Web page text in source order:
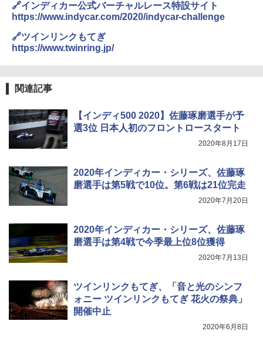
🔗インディカー公式バーチャルレース特設サイト
https://www.indycar.com/2020/indycar-challenge
🔗ツインリンクもてぎ
https://www.twinring.jp/
関連記事
【インディ500 2020】佐藤琢磨選手が予
選3位 日本人初のフロントロースタート
2020年8月17日
2020年インディカー・シリーズ、佐藤琢
磨選手は第5戦で10位。第6戦は21位完走
2020年7月20日
2020年インディカー・シリーズ、佐藤琢
磨選手は第4戦で今季最上位8位獲得
2020年7月13日
ツインリンクもてぎ、「音と光のシンフ
ォニー ツインリンクもてぎ 花火の祭典」
開催中止
2020年6月8日